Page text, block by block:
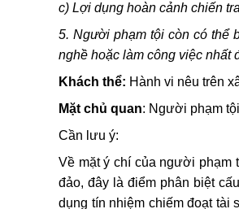
c) Lợi dụng hoàn cảnh chiến
5. Người phạm tội còn có thể
nghề hoặc làm công việc nhất
Khách thể: Hành vi nêu trên
Mặt chủ quan: Người phạm
Cần lưu ý:
Về mặt ý chí của người phạm
đảo, đây là điểm phân biệt
dụng tín nhiệm chiếm đoạt tài